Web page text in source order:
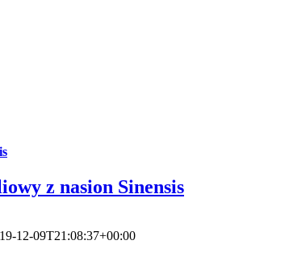
z nasion Sinensis
12-09T21:08:37+00:00